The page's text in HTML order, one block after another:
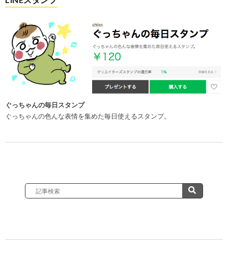
ぐっちゃんの毎日スタンプ
ぐっちゃんの色んな表情を集めた毎日使えるスタンプ。